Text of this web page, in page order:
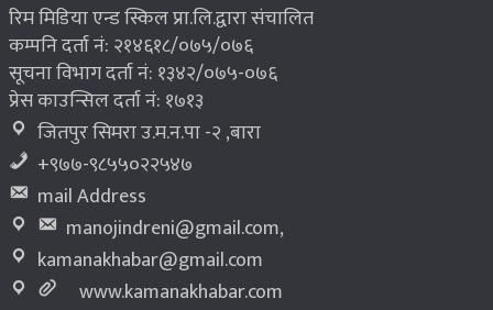
रिम मिडिया एन्ड स्किल प्रा.लि.द्वारा संचालित
कम्पनि दर्ता नं: २१४६१८/०७५/०७६
सूचना विभाग दर्ता नं: १३४२/०७५-०७६
प्रेस काउन्सिल दर्ता नं: १७१३
जितपुर सिमरा उ.म.न.पा -२ ,बारा
+९७७-९८५५०२२५४७
mail Address
manojindreni@gmail.com,
kamanakhabar@gmail.com
www.kamanakhabar.com